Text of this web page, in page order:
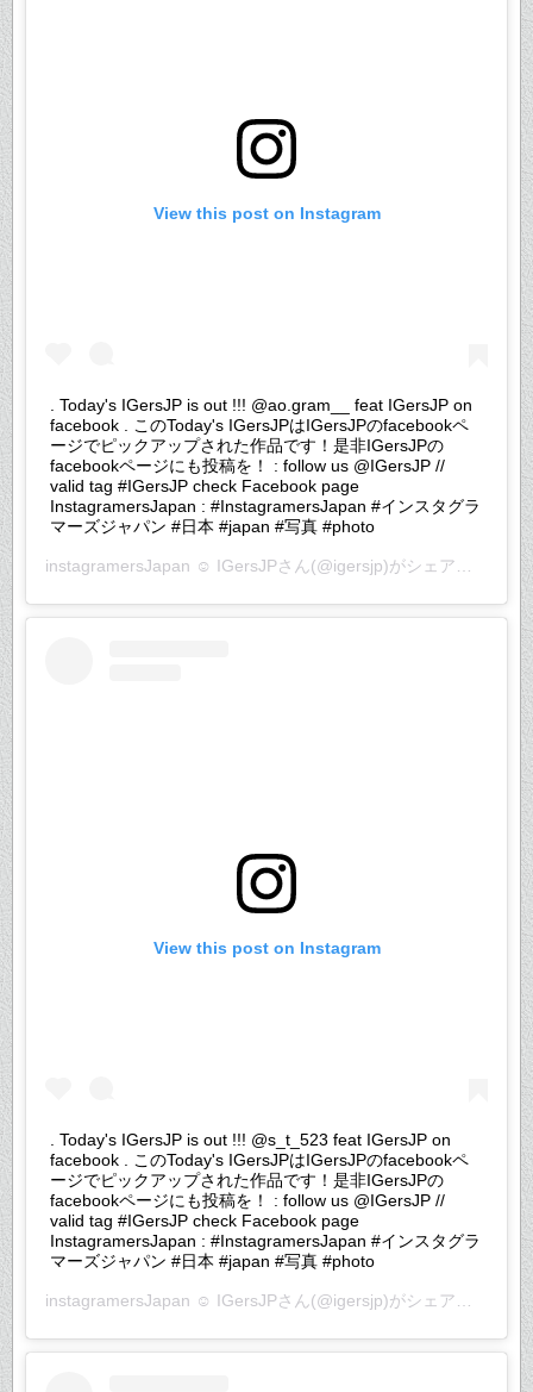
View this post on Instagram
. Today's IGersJP is out !!! @ao.gram__ feat IGersJP on
facebook . このToday's IGersJPはIGersJPのfacebookペ
ージでピックアップされた作品です！是非IGersJPの
facebookページにも投稿を！ : follow us @IGersJP //
valid tag #IGersJP check Facebook page
InstagramersJapan : #InstagramersJapan #インスタグラ
マーズジャパン #日本 #japan #写真 #photo
instagramersJapan ☺︎ IGersJPさん(@igersjp)がシェアした投稿 –
View this post on Instagram
. Today's IGersJP is out !!! @s_t_523 feat IGersJP on
facebook . このToday's IGersJPはIGersJPのfacebookペ
ージでピックアップされた作品です！是非IGersJPの
facebookページにも投稿を！ : follow us @IGersJP //
valid tag #IGersJP check Facebook page
InstagramersJapan : #InstagramersJapan #インスタグラ
マーズジャパン #日本 #japan #写真 #photo
instagramersJapan ☺︎ IGersJPさん(@igersjp)がシェアした投稿 –